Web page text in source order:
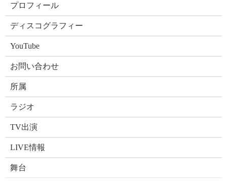
プロフィール
ディスコグラフィー
YouTube
お問い合わせ
所属
ラジオ
TV出演
LIVE情報
舞台